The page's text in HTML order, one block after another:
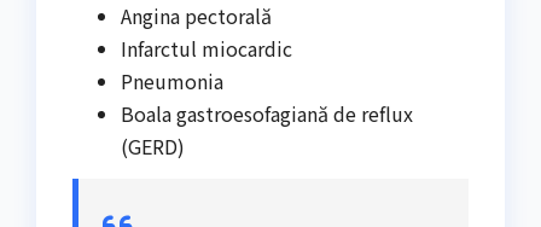
Angina pectorală
Infarctul miocardic
Pneumonia
Boala gastroesofagiană de reflux
(GERD)